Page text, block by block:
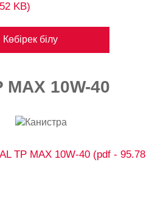
KB)
Көбірек білу
MAX 10W-40
TP MAX 10W-40 (pdf - 95.78